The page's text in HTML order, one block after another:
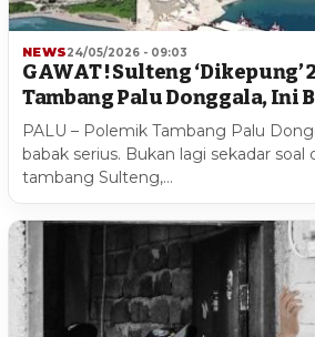
NEWS24/05/2026 - 09:03
GAWAT ! Sulteng ‘Dikepung’
Tambang Palu Donggala, Ini
PALU – Polemik Tambang Palu
babak serius. Bukan lagi sekadar
tambang Sulteng,…